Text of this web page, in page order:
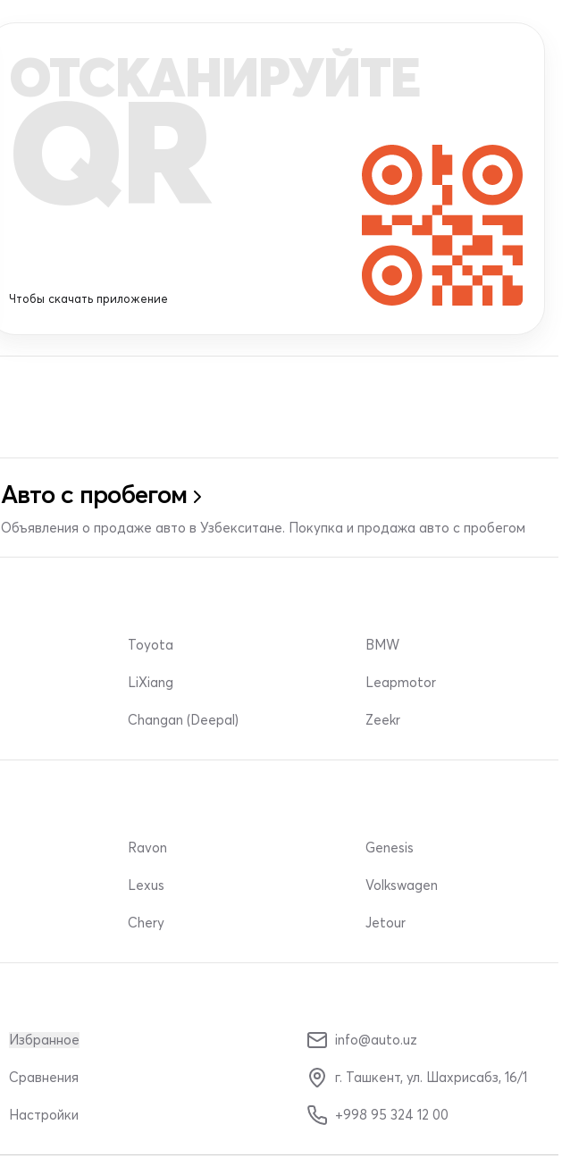
ОТСКАНИРУЙТЕ
QR
Чтобы скачать приложение
Авто с пробегом
Объявления о продаже авто в Узбекситане. Покупка и продажа авто с пробегом
Toyota
LiXiang
Changan (Deepal)
BMW
Leapmotor
Zeekr
Ravon
Lexus
Chery
Genesis
Volkswagen
Jetour
Избранное
Сравнения
Настройки
info@auto.uz
г. Ташкент, ул. Шахрисабз, 16/1
+998 95 324 12 00